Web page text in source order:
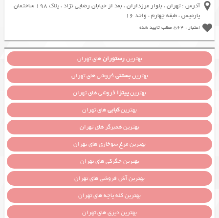
آدرس : تهران ، بلوار مرزداران ، بعد از خیابان رضایی نژاد ، پلاک 198 ساختمان
پارمیس ، طبقه چهارم ، واحد 16
اعتبار : 564 مطلب تایید شده
بهترینرستورانهای تهران
بهترینبستنی فروشی های تهران
بهترینپیتزا فروشی های تهران
بهترینکبابیهای تهران
بهترین همبرگر های تهران
بهترین مرغ سوخاری های تهران
بهترین جگرکی های تهران
بهترین آش فروشی های تهران
بهترین کله پاچه های تهران
بهترین دیزی های تهران